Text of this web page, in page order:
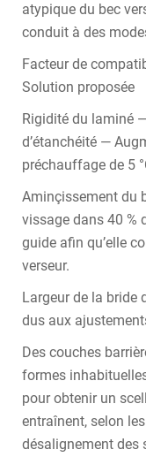
atypique du bec
conduit à des
Facteur de
Solution proposée
Rigidité du laminé
d’étanchéité —
préchauffage de 5
Aminçissement du
vissage dans 40 %
guide afin qu’elle
verseur.
Largeur de la bride
dus aux
Des couches
formes
pour obtenir un
entraînent, selon
désalignement des